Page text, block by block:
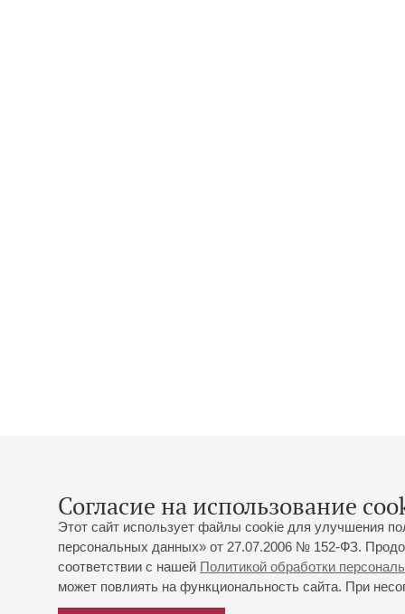
Согласие на использование
Этот сайт использует файлы cookie для улучшения
персональных данных» от 27.07.2006 № 152-ФЗ.
соответствии с нашей Политикой обработки
может повлиять на функциональность сайта. При